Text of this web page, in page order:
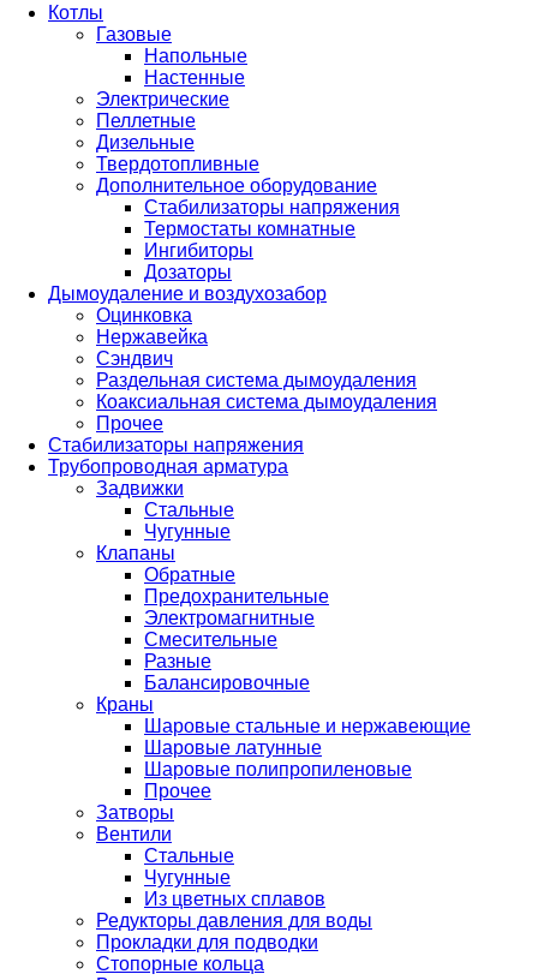
Котлы
Газовые
Напольные
Настенные
Электрические
Пеллетные
Дизельные
Твердотопливные
Дополнительное оборудование
Стабилизаторы напряжения
Термостаты комнатные
Ингибиторы
Дозаторы
Дымоудаление и воздухозабор
Оцинковка
Нержавейка
Сэндвич
Раздельная система дымоудаления
Коаксиальная система дымоудаления
Прочее
Стабилизаторы напряжения
Трубопроводная арматура
Задвижки
Стальные
Чугунные
Клапаны
Обратные
Предохранительные
Электромагнитные
Смесительные
Разные
Балансировочные
Краны
Шаровые стальные и нержавеющие
Шаровые латунные
Шаровые полипропиленовые
Прочее
Затворы
Вентили
Стальные
Чугунные
Из цветных сплавов
Редукторы давления для воды
Прокладки для подводки
Стопорные кольца